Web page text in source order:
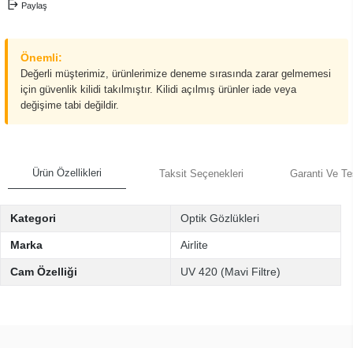
Paylaş
Önemli:
Değerli müşterimiz, ürünlerimize deneme sırasında zarar gelmemesi
için güvenlik kilidi takılmıştır. Kilidi açılmış ürünler iade veya
değişime tabi değildir.
Ürün Özellikleri Taksit Seçenekleri Garanti Ve
Kategori Optik Gözlükleri
Marka Airlite
Cam Özelliği UV 420 (Mavi Filtre)